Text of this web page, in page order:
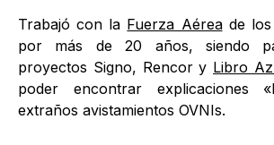
Trabajó con la Fuerza Aéreade los
por más de 20 años, siendo
proyectos Signo, Rencor y Libro
poder encontrar explicaciones
extraños avistamientos OVNIs.